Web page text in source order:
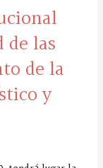
de las
de la
y